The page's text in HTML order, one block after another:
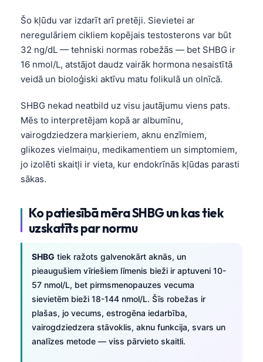
Šo kļūdu var izdarīt arī pretēji. Sievietei ar
neregulāriem cikliem kopējais testosterons var būt
32 ng/dL — tehniski normas robežās — bet SHBG ir
16 nmol/L, atstājot daudz vairāk hormona nesaistītā
veidā un bioloģiski aktīvu matu folikulā un olnīcā.
SHBG nekad neatbild uz visu jautājumu viens pats.
Mēs to interpretējam kopā ar albumīnu,
vairogdziedzera marķieriem, aknu enzīmiem,
glikozes vielmaiņu, medikamentiem un simptomiem,
jo izolēti skaitļi ir vieta, kur endokrīnās kļūdas parasti
sākas.
Ko patiesībā mēra SHBG un kas tiek
uzskatīts par normu
SHBG tiek ražots galvenokārt aknās, un
pieaugušiem vīriešiem līmenis bieži ir aptuveni 10-
57 nmol/L, bet pirmsmenopauzes vecuma
sievietēm bieži 18-144 nmol/L. Šīs robežas ir
plašas, jo vecums, estrogēna iedarbība,
vairogdziedzera stāvoklis, aknu funkcija, svars un
analīzes metode — viss pārvieto skaitli.